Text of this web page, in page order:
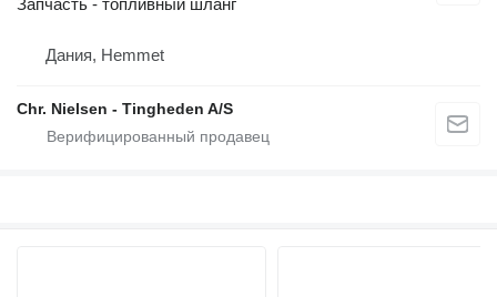
Запчасть - топливный шланг
Дания, Hemmet
Chr. Nielsen - Tingheden A/S